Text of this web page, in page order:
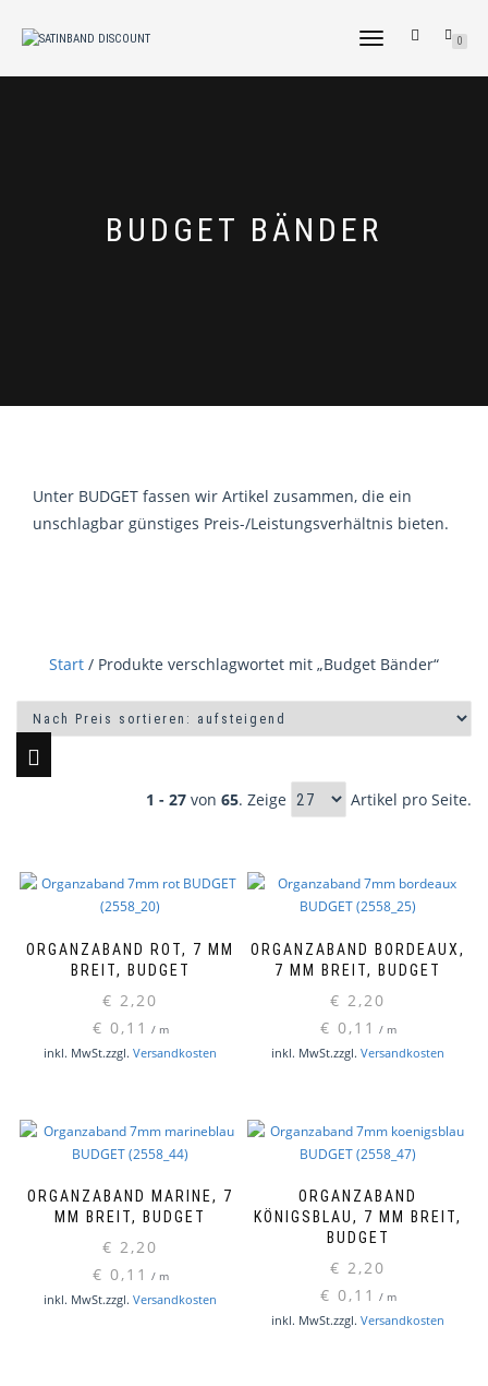
NAVIGATION
0
BUDGET BÄNDER
Unter BUDGET fassen wir Artikel zusammen, die ein
unschlagbar günstiges Preis-/Leistungsverhältnis bieten.
Start / Produkte verschlagwortet mit „Budget Bänder“
1 - 27 von 65. Zeige Artikel pro Seite.
ORGANZABAND ROT, 7 MM
BREIT, BUDGET
€ 2,20
€ 0,11 / m
inkl. MwSt.zzgl. Versandkosten
ORGANZABAND BORDEAUX,
7 MM BREIT, BUDGET
€ 2,20
€ 0,11 / m
inkl. MwSt.zzgl. Versandkosten
ORGANZABAND MARINE, 7
MM BREIT, BUDGET
€ 2,20
€ 0,11 / m
inkl. MwSt.zzgl. Versandkosten
ORGANZABAND
KÖNIGSBLAU, 7 MM BREIT,
BUDGET
€ 2,20
€ 0,11 / m
inkl. MwSt.zzgl. Versandkosten